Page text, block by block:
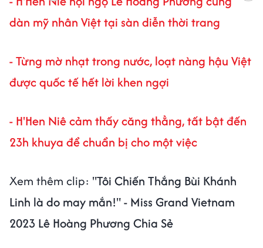
dàn mỹ nhân Việt tại sàn diễn thời trang
- Từng mờ nhạt trong nước, loạt nàng hậu Việt
được quốc tế hết lời khen ngợi
- H'Hen Niê cảm thấy căng thẳng, tất bật đến
23h khuya để chuẩn bị cho một việc
Xem thêm clip: "Tôi Chiến Thắng Bùi Khánh
Linh là do may mắn!" - Miss Grand Vietnam
2023 Lê Hoàng Phương Chia Sẻ